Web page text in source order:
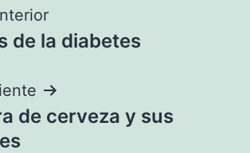
de la diabetes
de cerveza y sus